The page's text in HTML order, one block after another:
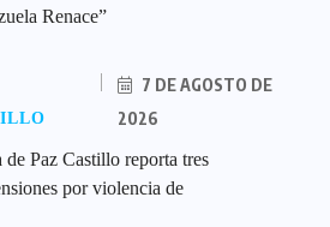
Renace”
7 DE AGOSTO DE
2026
de Paz Castillo reporta tres
por violencia de